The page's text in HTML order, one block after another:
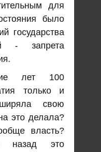
для
было
государства
- запрета
лет 100
только и
свою
это делала?
власть?
назад это